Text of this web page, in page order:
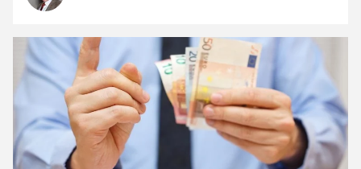
Pensioenrecht
Privacy-recht
Reorganisatie
Vastgoedrecht
Vennootschapsrecht
Verzekeringsrecht